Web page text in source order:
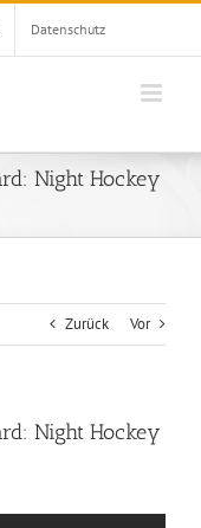
Datenschutz
Night Hockey
Zurück Vor
Night Hockey